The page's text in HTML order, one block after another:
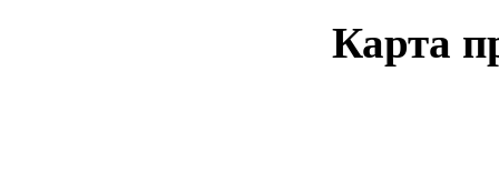
Карта